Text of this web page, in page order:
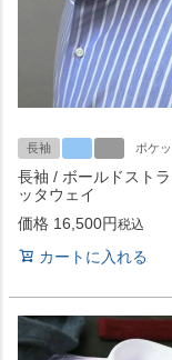
長袖 ポケ
長袖 / ボールドスト
ッタウェイ
価格 16,500 税込
カートに入れる